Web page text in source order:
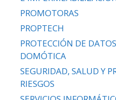
PROMOTORAS
PROPTECH
PROTECCIÓN DE
DOMÓTICA
SEGURIDAD, SALUD Y
RIESGOS